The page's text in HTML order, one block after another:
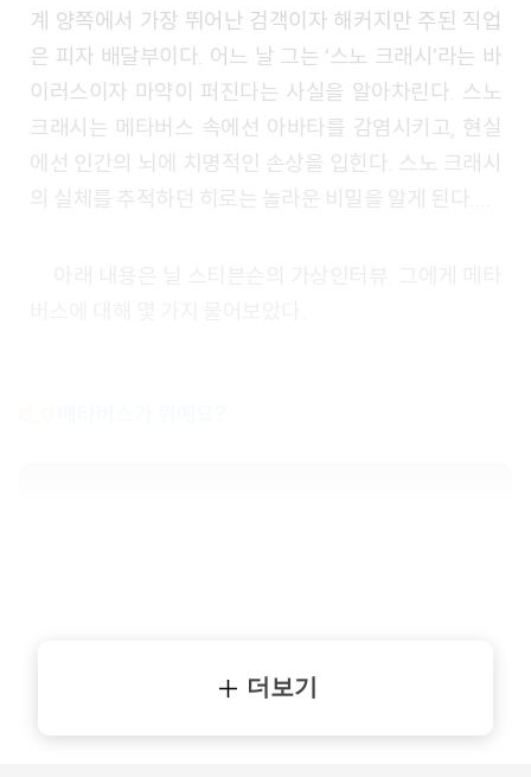
계 양쪽에서 가장 뛰어난 검객이자 해커지만 주된 직업
은 피자 배달부이다. 어느 날 그는 ‘스노 크래시’라는 바
이러스이자 마약이 퍼진다는 사실을 알아차린다. 스노
크래시는 메타버스 속에선 아바타를 감염시키고, 현실
에선 인간의 뇌에 치명적인 손상을 입힌다. 스노 크래시
의 실체를 추적하던 히로는 놀라운 비밀을 알게 된다....
더보기